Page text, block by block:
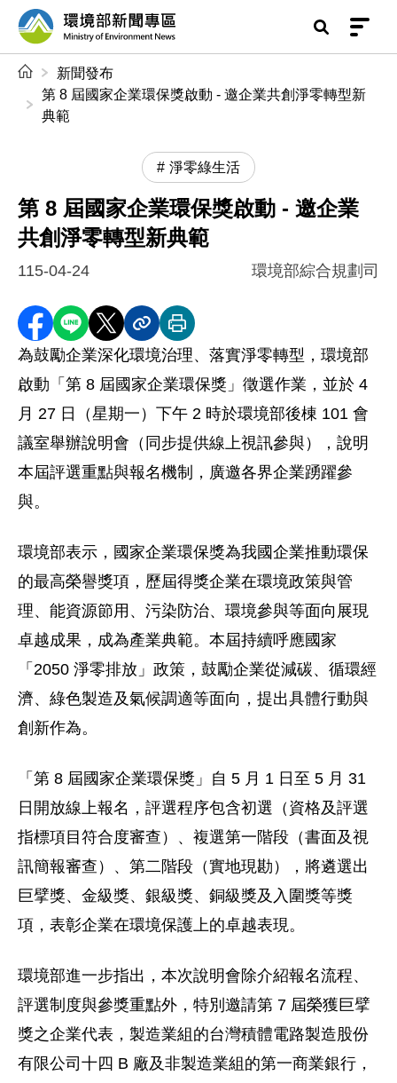
前往中央內容區塊
環境部新聞專區
新聞發布
第 8 屆國家企業環保獎啟動 - 邀企業共創淨零轉型新
典範
淨零綠生活
第 8 屆國家企業環保獎啟動 - 邀企業
共創淨零轉型新典範
115-04-24 環境部綜合規劃司
分享至 Facebook
分享到 LINE
分享到 X分享內容連結
列印本頁
為鼓勵企業深化環境治理、落實淨零轉型，環境部
啟動「第 8 屆國家企業環保獎」徵選作業，並於 4
月 27 日（星期一）下午 2 時於環境部後棟 101 會
議室舉辦說明會（同步提供線上視訊參與），說明
本屆評選重點與報名機制，廣邀各界企業踴躍參
與。
環境部表示，國家企業環保獎為我國企業推動環保
的最高榮譽獎項，歷屆得獎企業在環境政策與管
理、能資源節用、污染防治、環境參與等面向展現
卓越成果，成為產業典範。本屆持續呼應國家
「2050 淨零排放」政策，鼓勵企業從減碳、循環經
濟、綠色製造及氣候調適等面向，提出具體行動與
創新作為。
「第 8 屆國家企業環保獎」自 5 月 1 日至 5 月 31
日開放線上報名，評選程序包含初選（資格及評選
指標項目符合度審查）、複選第一階段（書面及視
訊簡報審查）、第二階段（實地現勘），將遴選出
巨擘獎、金級獎、銀級獎、銅級獎及入圍獎等獎
項，表彰企業在環境保護上的卓越表現。
環境部進一步指出，本次說明會除介紹報名流程、
評選制度與參獎重點外，特別邀請第 7 屆榮獲巨擘
獎之企業代表，製造業組的台灣積體電路製造股份
有限公司十四 B 廠及非製造業組的第一商業銀行，